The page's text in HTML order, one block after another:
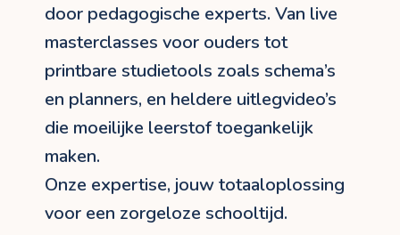
door pedagogische experts. Van live
masterclasses voor ouders tot
printbare studietools zoals schema’s
en planners, en heldere uitlegvideo’s
die moeilijke leerstof toegankelijk
maken.
Onze expertise, jouw totaaloplossing
voor een zorgeloze schooltijd.